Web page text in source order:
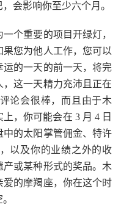
会影响你至少六个月。
个重要的项目开绿灯，
您为他人工作，您可以
运的一天的前一天，将完
这一天精力充沛且正在
论会很棒，而且由于木
，你可能会在 3 月 4 日
中的太阳掌管佣金、特许
以及你的业绩之外的收
产或某种形式的奖品。木
的摩羯座，你在这个时